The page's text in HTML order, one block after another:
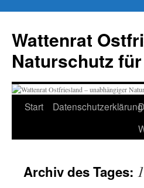
springen
Wattenrat
Naturschutz
Start Datenschutzerklärung
Archiv des Tages: